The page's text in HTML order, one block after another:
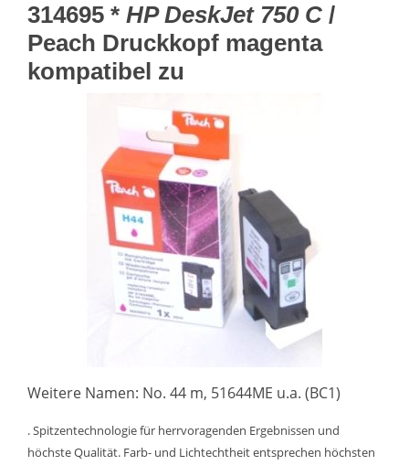
314695 * HP DeskJet 750 C /
Peach Druckkopf magenta
kompatibel zu
Weitere Namen: No. 44 m, 51644ME u.a. (BC1)
. Spitzentechnologie für herrvoragenden Ergebnissen und
höchste Qualität. Farb- und Lichtechtheit entsprechen höchsten